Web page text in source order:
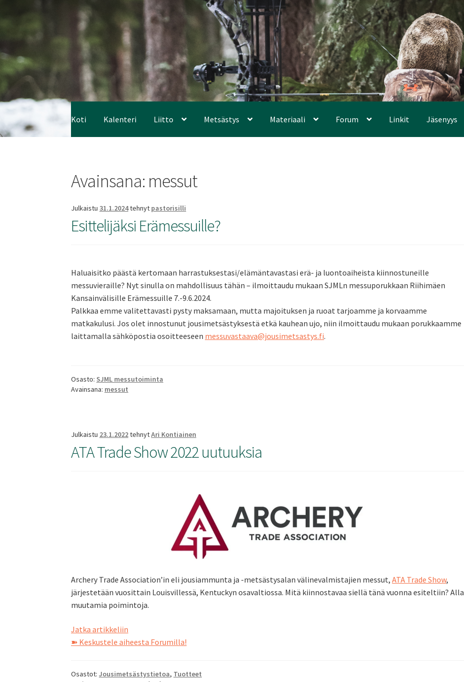
Koti Kalenteri Liitto Metsästys Materiaali Forum Linkit Jäsenyys
Avainsana: messut
Julkaistu 31.1.2024tehnyt pastorisilli
Esittelijäksi Erämessuille?
Haluaisitko päästä kertomaan harrastuksestasi/elämäntavastasi erä- ja luontoaiheista kiinnostuneille
messuvieraille? Nyt sinulla on mahdollisuus tähän – ilmoittaudu mukaan SJMLn messuporukkaan Riihimäen
Kansainvälisille Erämessuille 7.-9.6.2024.
Palkkaa emme valitettavasti pysty maksamaan, mutta majoituksen ja ruoat tarjoamme ja korvaamme
matkakulusi. Jos olet innostunut jousimetsästyksestä etkä kauhean ujo, niin ilmoittaudu mukaan porukkaamme
laittamalla sähköpostia osoitteeseen messuvastaava@jousimetsastys.fi.
Osasto: SJML messutoiminta
Avainsana: messut
Julkaistu 23.1.2022tehnytAri Kontiainen
ATA Trade Show 2022 uutuuksia
Archery Trade Association’in eli jousiammunta ja -metsästysalan välinevalmistajien messut,ATA Trade Show,
järjestetään vuosittain Louisvillessä, Kentuckyn osavaltiossa. Mitä kiinnostavaa siellä tänä vuonna esiteltiin? Alla
muutamia poimintoja.
Jatka artikkeliin
Trade
uutuuksia
➽ Keskustele aiheesta Forumilla!
Osastot:Jousimetsästystietoa, Tuotteet